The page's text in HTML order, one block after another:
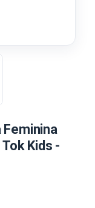
Kids -